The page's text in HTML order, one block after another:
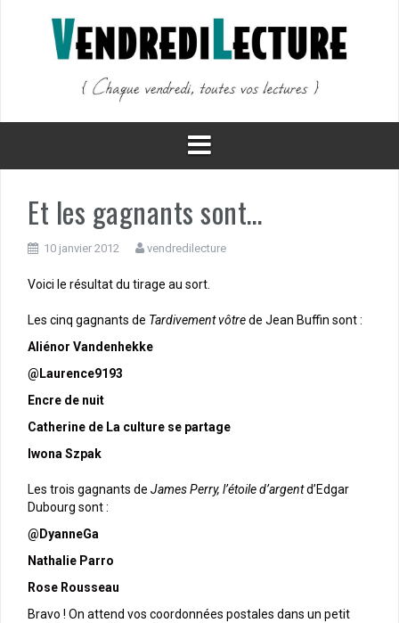
Et les gagnants sont…
10 janvier 2012 vendredilecture
Voici le résultat du tirage au sort.
Les cinq gagnants de Tardivement vôtrede Jean Buffin sont :
Aliénor Vandenhekke
@Laurence9193
Encre de nuit
Catherine de La culture se partage
Iwona Szpak
Les trois gagnants de James Perry, l’étoile d’argentd’Edgar
Dubourg sont :
@DyanneGa
Nathalie Parro
Rose Rousseau
Bravo ! On attend vos coordonnées postales dans un petit